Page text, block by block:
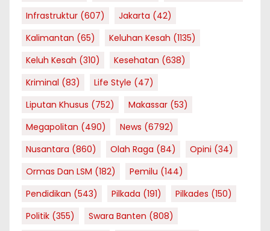
Infrastruktur (607) Jakarta (42)
Kalimantan (65) Keluhan Kesah (1135)
Keluh Kesah (310) Kesehatan (638)
Kriminal (83) Life Style (47)
Liputan Khusus (752) Makassar (53)
Megapolitan (490) News (6792)
Nusantara (860) Olah Raga (84) Opini (34)
Ormas Dan LSM (182) Pemilu (144)
Pendidikan (543) Pilkada (191) Pilkades (150)
Politik (355) Swara Banten (808)